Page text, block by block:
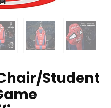
Student